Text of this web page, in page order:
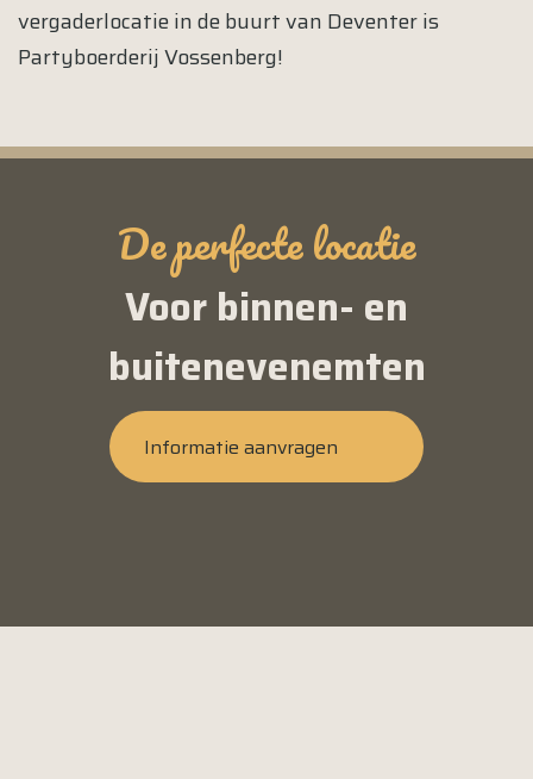
vergaderlocatie in de buurt van Deventer is
Partyboerderij Vossenberg!
De perfecte locatie
Voor binnen- en
buitenevenemten
Informatie aanvragen